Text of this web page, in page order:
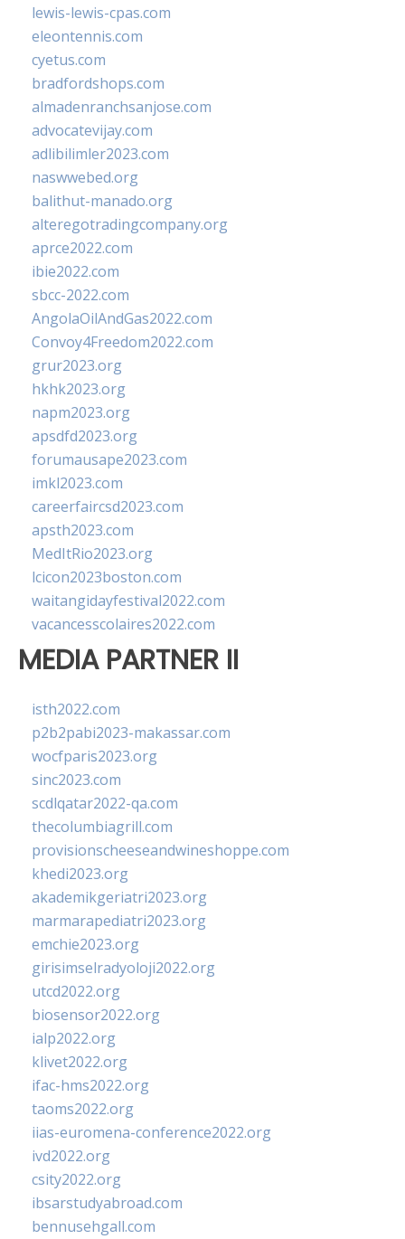
lewis-lewis-cpas.com
eleontennis.com
cyetus.com
bradfordshops.com
almadenranchsanjose.com
advocatevijay.com
adlibilimler2023.com
naswwebed.org
balithut-manado.org
alteregotradingcompany.org
aprce2022.com
ibie2022.com
sbcc-2022.com
AngolaOilAndGas2022.com
Convoy4Freedom2022.com
grur2023.org
hkhk2023.org
napm2023.org
apsdfd2023.org
forumausape2023.com
imkl2023.com
careerfaircsd2023.com
apsth2023.com
MedItRio2023.org
lcicon2023boston.com
waitangidayfestival2022.com
vacancesscolaires2022.com
MEDIA PARTNER II
isth2022.com
p2b2pabi2023-makassar.com
wocfparis2023.org
sinc2023.com
scdlqatar2022-qa.com
thecolumbiagrill.com
provisionscheeseandwineshoppe.com
khedi2023.org
akademikgeriatri2023.org
marmarapediatri2023.org
emchie2023.org
girisimselradyoloji2022.org
utcd2022.org
biosensor2022.org
ialp2022.org
klivet2022.org
ifac-hms2022.org
taoms2022.org
iias-euromena-conference2022.org
ivd2022.org
csity2022.org
ibsarstudyabroad.com
bennusehgall.com